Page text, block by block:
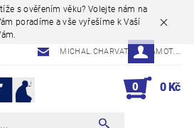
s ověřením věku? Volejte nám na
poradíme a vše vyřešíme k Vaší
MICHAL.CHARVAT@DELAMOT.CZ
0 0 Kč